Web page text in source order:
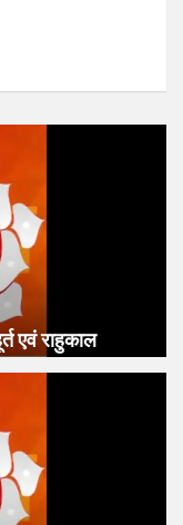
एवं राहुकाल